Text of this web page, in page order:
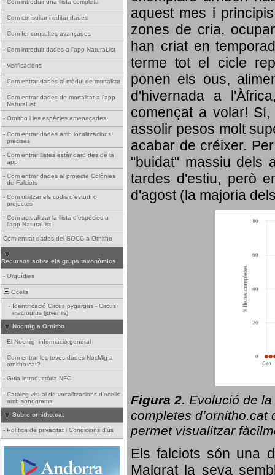
- Com introduir una llista completa
- Com consultar i editar dades
- Com fer consultes avançades
- Com introduir dades a l'app NaturaList
- Verificacions
- Com entrar dades al mòdul de mortalitat
- Com entrar dades de mortalitat a l'app
NaturaList
- Ornitho i les espècies amenaçades
- Com entrar dades amb localitzacions
precises
- Com entrar llistes estàndard des de la
app
- Com entrar dades al projecte Colònies
de Falciots
- Com utilitzar els codis d'estudi o
projectes
- Com actualitzar la llista d'espècies a
l'app NaturaList
Com entrar dades del SOCC a Ornitho
Recursos sobre els grups taxonòmics
- Orquídies
Ocells
- Identificació Circus pygargus - Circus
macrourus (juvenils)
Nocmig a Ornitho
- El Nocmig- informació general
- Com entrar les teves dades NocMig a
ornitho.cat?
- Guia introductòria NFC
- Catàleg visual de vocalitzacions d'ocells
amb sonograma
Sobre ornitho.cat
- Política de privacitat i Condicions d'ús
aquest mes i
zones de cria,
han criat en
terme tot el cicle
ponen els ous,
d'hivernada a
començat a volar!
assolir pesos molt
acabar de créixer.
"buidat" massiu dels
tardes d'estiu, però
d'agost (la majoria
Figura 2. Evolució de la
completes d’ornitho.cat
permet visualitzar
Els falciots són una
Malgrat la seva